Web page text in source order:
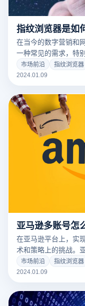
指纹浏览器是如
在当今的数字营销和
一种常见的需求，特
平台或其他网站上维
台对单一用户或设备
如云登指纹浏览器的
市场前沿
指纹浏览器
2024.01.09
亚马逊多账号怎
在亚马逊平台上，实
术和策略上的挑战。
此卖家在操作多个账
账号被封。在这样的
市场前沿
指纹浏览器
2024.01.09